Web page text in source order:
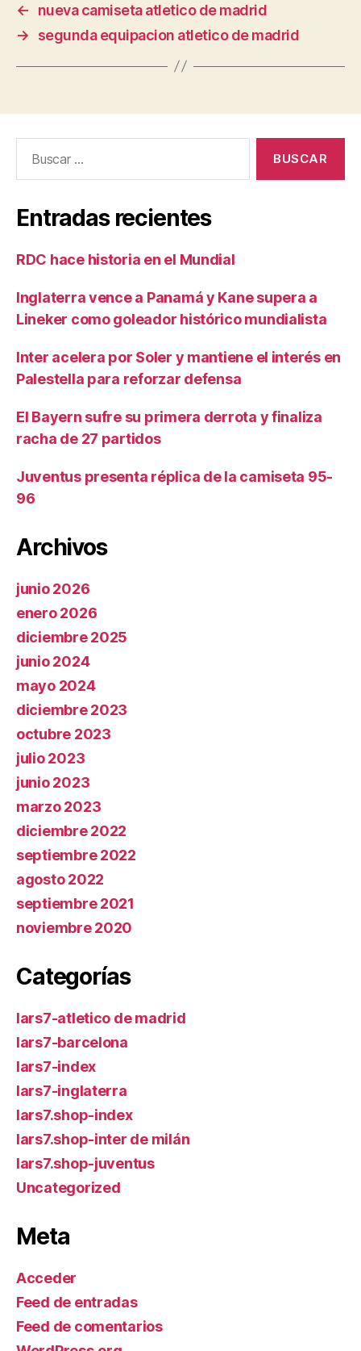
←
nueva camiseta atletico de madrid
→
segunda equipacion atletico de madrid
Entradas recientes
RDC hace historia en el Mundial
Inglaterra vence a Panamá y Kane supera a
Lineker como goleador histórico mundialista
Inter acelera por Soler y mantiene el interés en
Palestella para reforzar defensa
El Bayern sufre su primera derrota y finaliza
racha de 27 partidos
Juventus presenta réplica de la camiseta 95-
96
Archivos
junio 2026
enero 2026
diciembre 2025
junio 2024
mayo 2024
diciembre 2023
octubre 2023
julio 2023
junio 2023
marzo 2023
diciembre 2022
septiembre 2022
agosto 2022
septiembre 2021
noviembre 2020
Categorías
lars7-atletico de madrid
lars7-barcelona
lars7-index
lars7-inglaterra
lars7.shop-index
lars7.shop-inter de milán
lars7.shop-juventus
Uncategorized
Meta
Acceder
Feed de entradas
Feed de comentarios